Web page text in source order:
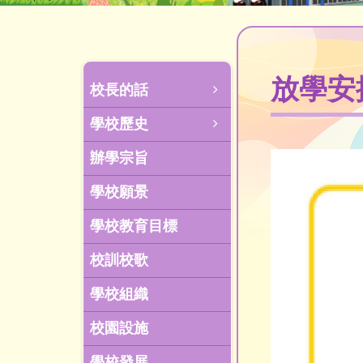
校長的話
學校歷史
辦學宗旨
學校願景
學校教育目標
校訓校歌
學校組織
校園設施
放學安